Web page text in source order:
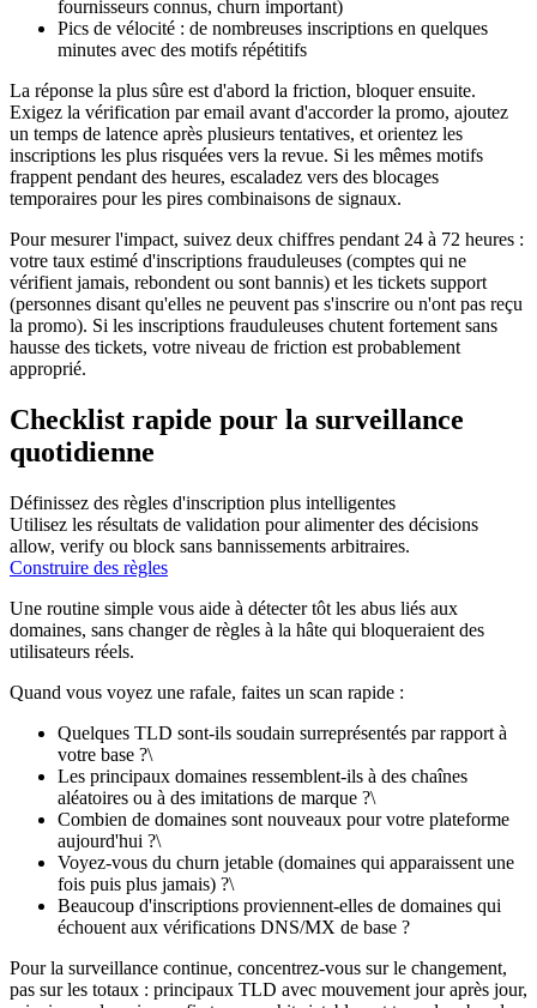
fournisseurs connus, churn important)
Pics de vélocité : de nombreuses inscriptions en quelques
minutes avec des motifs répétitifs
La réponse la plus sûre est d'abord la friction, bloquer ensuite.
Exigez la vérification par email avant d'accorder la promo, ajoutez
un temps de latence après plusieurs tentatives, et orientez les
inscriptions les plus risquées vers la revue. Si les mêmes motifs
frappent pendant des heures, escaladez vers des blocages
temporaires pour les pires combinaisons de signaux.
Pour mesurer l'impact, suivez deux chiffres pendant 24 à 72 heures :
votre taux estimé d'inscriptions frauduleuses (comptes qui ne
vérifient jamais, rebondent ou sont bannis) et les tickets support
(personnes disant qu'elles ne peuvent pas s'inscrire ou n'ont pas reçu
la promo). Si les inscriptions frauduleuses chutent fortement sans
hausse des tickets, votre niveau de friction est probablement
approprié.
Checklist rapide pour la surveillance
quotidienne
Définissez des règles d'inscription plus intelligentes
Utilisez les résultats de validation pour alimenter des décisions
allow, verify ou block sans bannissements arbitraires.
Construire des règles
Une routine simple vous aide à détecter tôt les abus liés aux
domaines, sans changer de règles à la hâte qui bloqueraient des
utilisateurs réels.
Quand vous voyez une rafale, faites un scan rapide :
Quelques TLD sont-ils soudain surreprésentés par rapport à
votre base ?\
Les principaux domaines ressemblent-ils à des chaînes
aléatoires ou à des imitations de marque ?\
Combien de domaines sont nouveaux pour votre plateforme
aujourd'hui ?\
Voyez-vous du churn jetable (domaines qui apparaissent une
fois puis plus jamais) ?\
Beaucoup d'inscriptions proviennent-elles de domaines qui
échouent aux vérifications DNS/MX de base ?
Pour la surveillance continue, concentrez-vous sur le changement,
pas sur les totaux : principaux TLD avec mouvement jour après jour,